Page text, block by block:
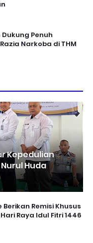
Dukung Penuh
Narkoba di THM
Kepedulian
Huda
Remisi Khusus
Raya Idul Fitri 1446